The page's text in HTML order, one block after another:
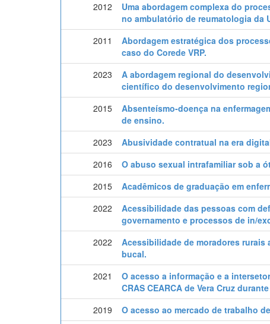
2012
Uma abordagem complexa do
no ambulatório de reumatologia da
2011
Abordagem estratégica dos
caso do Corede VRP.
2023
A abordagem regional do
científico do desenvolvimento
2015
Absenteísmo-doença na
de ensino.
2023 Abusividade contratual na era
2016
O abuso sexual intrafamiliar sob a
2015
Acadêmicos de graduação em
2022
Acessibilidade das pessoas com
governamento e processos de in/
2022
Acessibilidade de moradores
bucal.
2021
O acesso a informação e a
CRAS CEARCA de Vera Cruz
2019 O acesso ao mercado de trabalho